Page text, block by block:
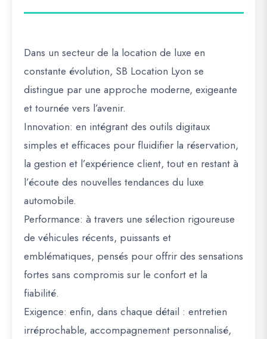
Dans un secteur de la location de luxe en
constante évolution, SB Location Lyon se
distingue par une approche moderne, exigeante
et tournée vers l’avenir.
Innovation: en intégrant des outils digitaux
simples et efficaces pour fluidifier la réservation,
la gestion et l’expérience client, tout en restant à
l’écoute des nouvelles tendances du luxe
automobile.
Performance: à travers une sélection rigoureuse
de véhicules récents, puissants et
emblématiques, pensés pour offrir des sensations
fortes sans compromis sur le confort et la
fiabilité.
Exigence: enfin, dans chaque détail : entretien
irréprochable, accompagnement personnalisé,